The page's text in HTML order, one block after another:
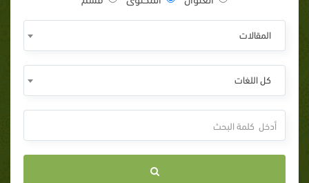
المقالات
كل اللغات